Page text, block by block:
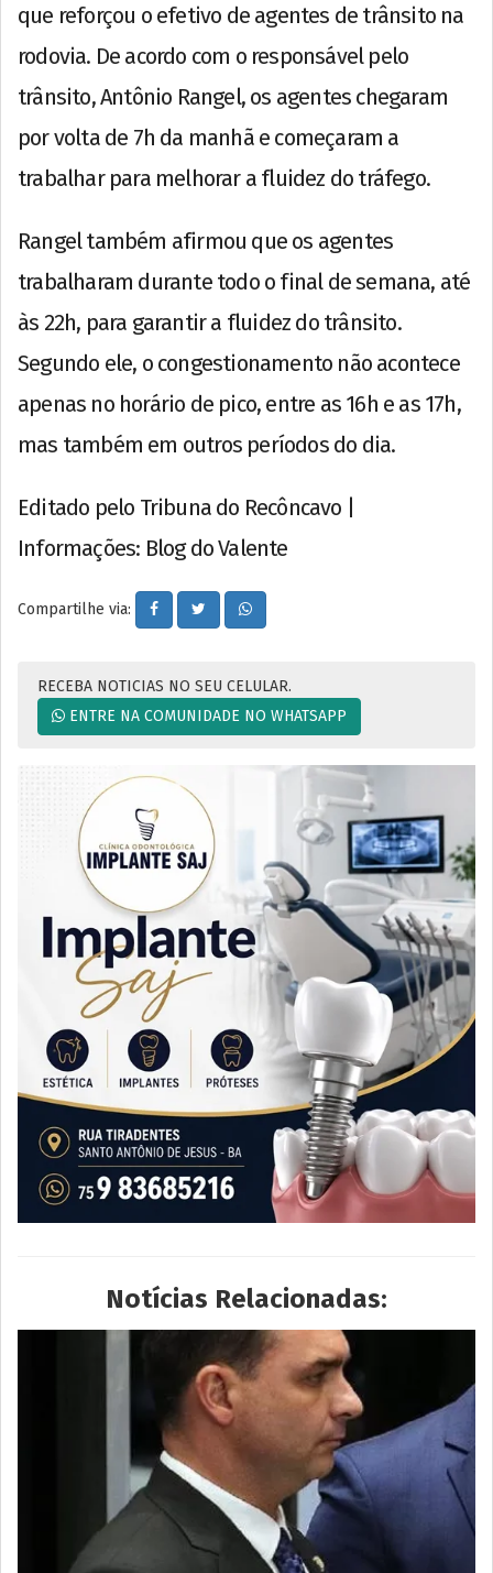
que reforçou o efetivo de agentes de trânsito na
rodovia. De acordo com o responsável pelo
trânsito, Antônio Rangel, os agentes chegaram
por volta de 7h da manhã e começaram a
trabalhar para melhorar a fluidez do tráfego.
Rangel também afirmou que os agentes
trabalharam durante todo o final de semana, até
às 22h, para garantir a fluidez do trânsito.
Segundo ele, o congestionamento não acontece
apenas no horário de pico, entre as 16h e as 17h,
mas também em outros períodos do dia.
Editado pelo Tribuna do Recôncavo |
Informações: Blog do Valente
Compartilhe via:
RECEBA NOTICIAS NO SEU CELULAR.
ENTRE NA COMUNIDADE NO WHATSAPP
Notícias Relacionadas: